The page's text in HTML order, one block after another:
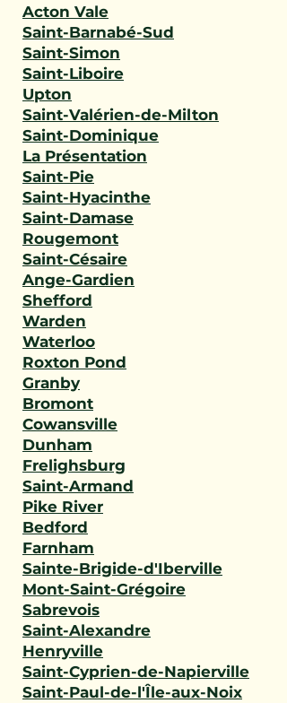
Acton Vale
Saint-Barnabé-Sud
Saint-Simon
Saint-Liboire
Upton
Saint-Valérien-de-Milton
Saint-Dominique
La Présentation
Saint-Pie
Saint-Hyacinthe
Saint-Damase
Rougemont
Saint-Césaire
Ange-Gardien
Shefford
Warden
Waterloo
Roxton Pond
Granby
Bromont
Cowansville
Dunham
Frelighsburg
Saint-Armand
Pike River
Bedford
Farnham
Sainte-Brigide-d'Iberville
Mont-Saint-Grégoire
Sabrevois
Saint-Alexandre
Henryville
Saint-Cyprien-de-Napierville
Saint-Paul-de-l'Île-aux-Noix